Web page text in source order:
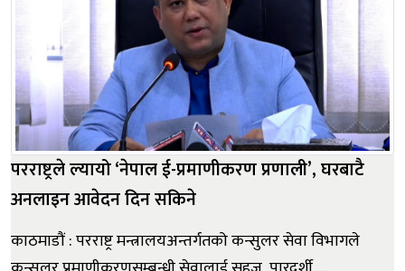
परराष्ट्रले ल्यायो ‘नेपाल ई-प्रमाणीकरण प्रणाली’, घरबाटै
अनलाइन आवेदन दिन सकिने
काठमाडौं : परराष्ट्र मन्त्रालयअन्तर्गतको कन्सुलर सेवा विभागले